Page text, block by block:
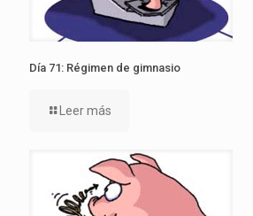
Día 71: Régimen de gimnasio
Leer más